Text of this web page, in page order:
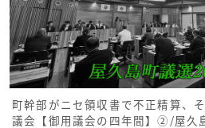
町幹部がニセ領収書で不正精算、
議会【御用議会の四年間】②／屋久